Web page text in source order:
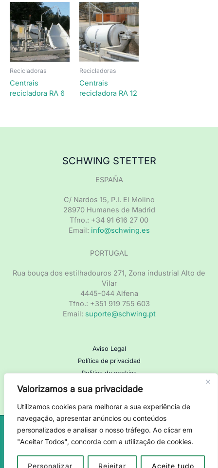
Valorizamos a sua privacidade
Utilizamos cookies para melhorar a sua experiência de
navegação, apresentar anúncios ou conteúdos
personalizados e analisar o nosso tráfego. Ao clicar em
"Aceitar Todos", concorda com a utilização de cookies.
Personalizar Rejeitar Aceite tudo
Recicladoras
Centrais
recicladora RA 6
Recicladoras
Centrais
recicladora RA 12
SCHWING STETTER
ESPAÑA
C/ Nardos 15, P.I. El Molino
28970 Humanes de Madrid
Tfno.: +34 91 616 27 00
Email: info@schwing.es
PORTUGAL
Rua bouça dos estilhadouros 271, Zona industrial Alto de
Vilar
4445-044 Alfena
Tfno.: +351 919 755 603
Email: suporte@schwing.pt
Aviso Legal
Política de privacidad
Politica de cookies
Copyright © 2026. SCHWING Stetter Ibérica. Todos los
derechos reservados.